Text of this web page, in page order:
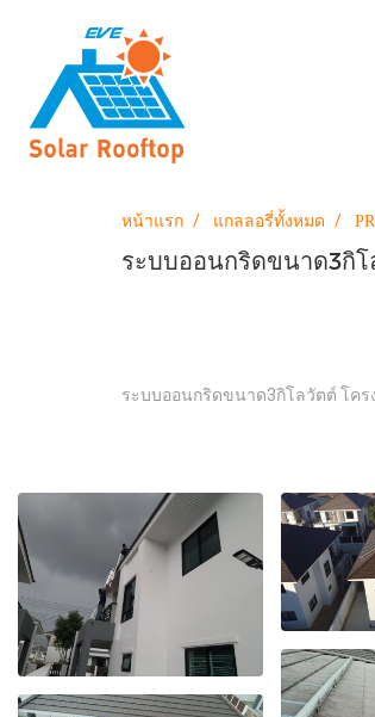
หน้าแรก แกลลอรี่ทั้งหมด
ระบบออนกริดขนาด3กิโ
ระบบออนกริดขนาด3กิโลวัตต์ โค